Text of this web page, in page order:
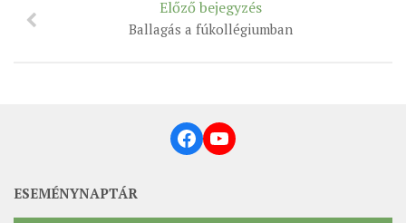
Előző bejegyzés
Ballagás a fúkollégiumban
Facebook
YouTube
ESEMÉNYNAPTÁR